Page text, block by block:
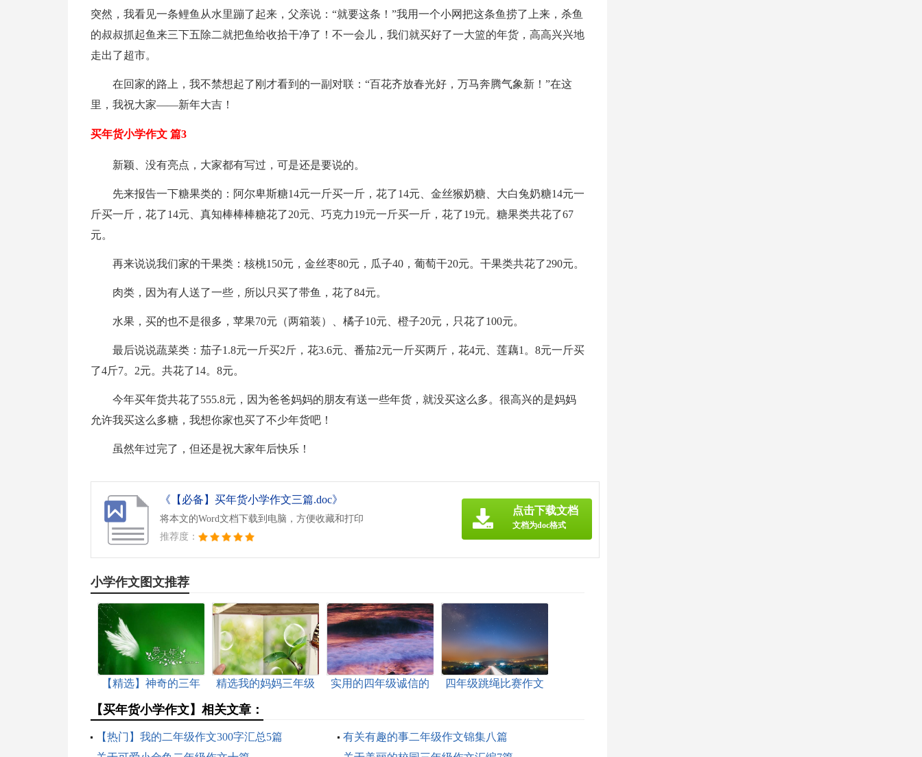
突然，我看见一条鲤鱼从水里蹦了起来，父亲说：“就要这条！”我用一个小网把这条鱼捞了上来，杀鱼
的叔叔抓起鱼来三下五除二就把鱼给收拾干净了！不一会儿，我们就买好了一大篮的年货，高高兴兴地
走出了超市。
在回家的路上，我不禁想起了刚才看到的一副对联：“百花齐放春光好，万马奔腾气象新！”在这
里，我祝大家——新年大吉！
买年货小学作文 篇3
新颖、没有亮点，大家都有写过，可是还是要说的。
先来报告一下糖果类的：阿尔卑斯糖14元一斤买一斤，花了14元、金丝猴奶糖、大白兔奶糖14元一
斤买一斤，花了14元、真知棒棒棒糖花了20元、巧克力19元一斤买一斤，花了19元。糖果类共花了67
元。
再来说说我们家的干果类：核桃150元，金丝枣80元，瓜子40，葡萄干20元。干果类共花了290元。
肉类，因为有人送了一些，所以只买了带鱼，花了84元。
水果，买的也不是很多，苹果70元（两箱装）、橘子10元、橙子20元，只花了100元。
最后说说蔬菜类：茄子1.8元一斤买2斤，花3.6元、番茄2元一斤买两斤，花4元、莲藕1。8元一斤买
了4斤7。2元。共花了14。8元。
今年买年货共花了555.8元，因为爸爸妈妈的朋友有送一些年货，就没买这么多。很高兴的是妈妈
允许我买这么多糖，我想你家也买了不少年货吧！
虽然年过完了，但还是祝大家年后快乐！
《【必备】买年货小学作文三篇.doc》
将本文的Word文档下载到电脑，方便收藏和打印
推荐度：
点击下载文档
文档为doc格式
小学作文图文推荐
【精选】神奇的三年
精选我的妈妈三年级
实用的四年级诚信的
四年级跳绳比赛作文
【买年货小学作文】相关文章：
【热门】我的二年级作文300字汇总5篇
有关有趣的事二年级作文锦集八篇